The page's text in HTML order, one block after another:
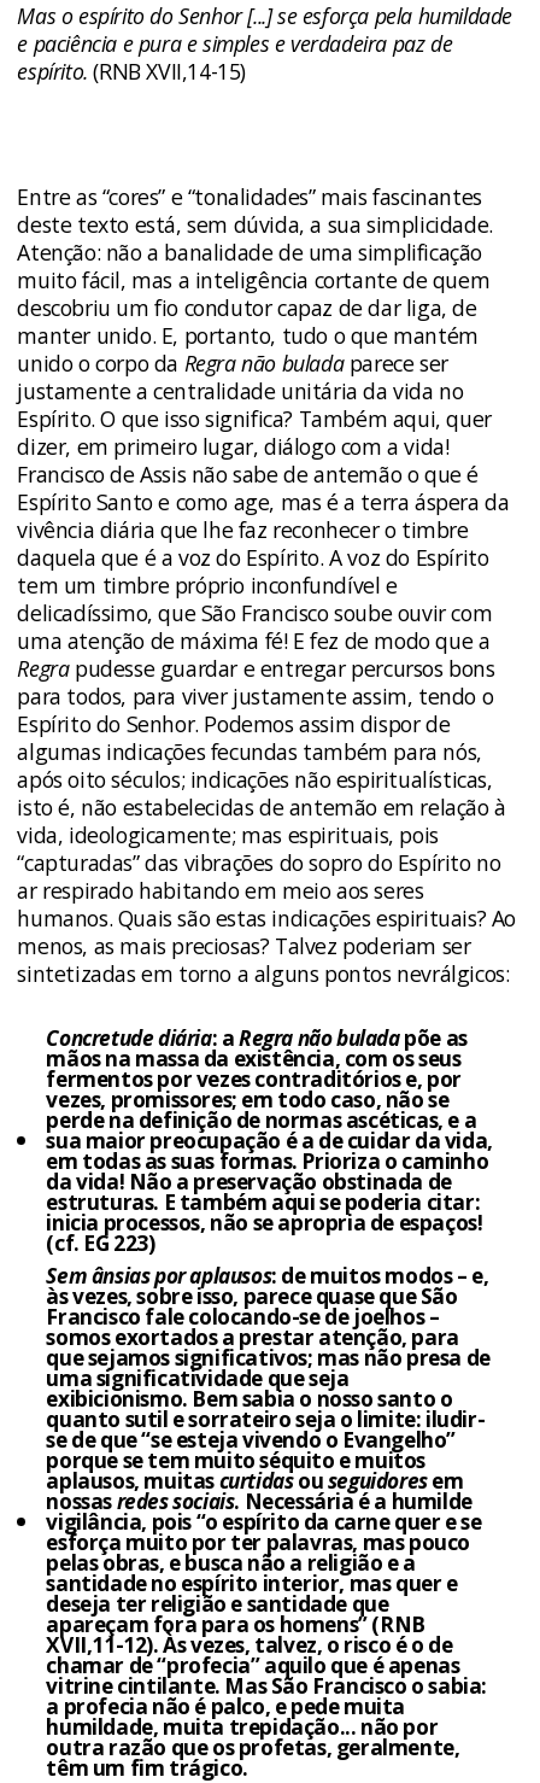
Mas o espírito do Senhor [...] se esforça pela humildade
e paciência e pura e simples e verdadeira paz de
espírito. (RNB XVII,14-15)
Entre as “cores” e “tonalidades” mais fascinantes
deste texto está, sem dúvida, a sua simplicidade.
Atenção: não a banalidade de uma simplificação
muito fácil, mas a inteligência cortante de quem
descobriu um fio condutor capaz de dar liga, de
manter unido. E, portanto, tudo o que mantém
unido o corpo da Regra não buladaparece ser
justamente a centralidade unitária da vida no
Espírito. O que isso significa? Também aqui, quer
dizer, em primeiro lugar, diálogo com a vida!
Francisco de Assis não sabe de antemão o que é
Espírito Santo e como age, mas é a terra áspera da
vivência diária que lhe faz reconhecer o timbre
daquela que é a voz do Espírito. A voz do Espírito
tem um timbre próprio inconfundível e
delicadíssimo, que São Francisco soube ouvir com
uma atenção de máxima fé! E fez de modo que a
Regrapudesse guardar e entregar percursos bons
para todos, para viver justamente assim, tendo o
Espírito do Senhor. Podemos assim dispor de
algumas indicações fecundas também para nós,
após oito séculos; indicações não espiritualísticas,
isto é, não estabelecidas de antemão em relação à
vida, ideologicamente; mas espirituais, pois
“capturadas” das vibrações do sopro do Espírito no
ar respirado habitando em meio aos seres
humanos. Quais são estas indicações espirituais? Ao
menos, as mais preciosas? Talvez poderiam ser
sintetizadas em torno a alguns pontos nevrálgicos:
Concretude diária: aRegra não buladapõe as
mãos na massa da existência, com os seus
fermentos por vezes contraditórios e, por
vezes, promissores; em todo caso, não se
perde na definição de normas ascéticas, e a
sua maior preocupação é a de cuidar da vida,
em todas as suas formas. Prioriza o caminho
da vida! Não a preservação obstinada de
estruturas. E também aqui se poderia citar:
inicia processos, não se apropria de espaços!
(cf. EG 223)
Sem ânsias por aplausos: de muitos modos – e,
às vezes, sobre isso, parece quase que São
Francisco fale colocando-se de joelhos –
somos exortados a prestar atenção, para
que sejamos significativos; mas não presa de
uma significatividade que seja
exibicionismo. Bem sabia o nosso santo o
quanto sutil e sorrateiro seja o limite: iludir-
se de que “se esteja vivendo o Evangelho”
porque se tem muito séquito e muitos
aplausos, muitascurtidasouseguidoresem
nossasredes sociais. Necessária é a humilde
vigilância, pois “o espírito da carne quer e se
esforça muito por ter palavras, mas pouco
pelas obras, e busca não a religião e a
santidade no espírito interior, mas quer e
deseja ter religião e santidade que
apareçam fora para os homens” (RNB
XVII,11-12). Às vezes, talvez, o risco é o de
chamar de “profecia” aquilo que é apenas
vitrine cintilante. Mas São Francisco o sabia:
a profecia não é palco, e pede muita
humildade, muita trepidação... não por
outra razão que os profetas, geralmente,
têm um fim trágico.